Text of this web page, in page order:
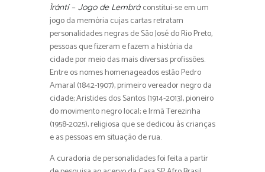
Ìrántí – Jogo de Lembrá constitui-se em um
jogo da memória cujas cartas retratam
personalidades negras de São José do Rio Preto,
pessoas que fizeram e fazem a história da
cidade por meio das mais diversas profissões.
Entre os nomes homenageados estão Pedro
Amaral (1842-1907), primeiro vereador negro da
cidade; Aristides dos Santos (1914-2013), pioneiro
do movimento negro local; e Irmã Terezinha
(1958-2025), religiosa que se dedicou às crianças
e as pessoas em situação de rua.
A curadoria de personalidades foi feita a partir